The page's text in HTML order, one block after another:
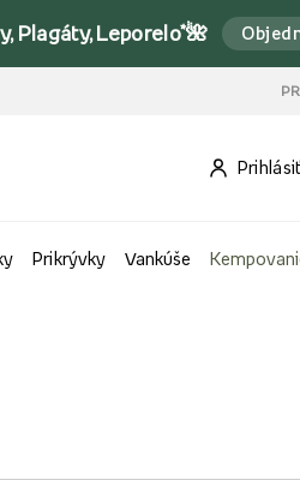
Plagáty, Leporelo*🌺
Prikrývky Vankúše